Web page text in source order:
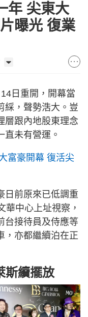
年 尖東大
曝光 復業
日重開，開幕當
綵，聲勢浩大。豈
層跟內地股東理念
直未有營運。
富豪開幕 復活尖
日前原來已低調重
華中心上址視察，
台接待員及侍應等
，亦都繼續泊在正
斯續擺放